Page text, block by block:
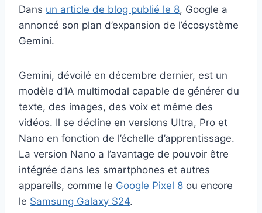
Dans un article de blog publié le 8, Google a
annoncé son plan d’expansion de l’écosystème
Gemini.
Gemini, dévoilé en décembre dernier, est un
modèle d’IA multimodal capable de générer du
texte, des images, des voix et même des
vidéos. Il se décline en versions Ultra, Pro et
Nano en fonction de l’échelle d’apprentissage.
La version Nano a l’avantage de pouvoir être
intégrée dans les smartphones et autres
appareils, comme le Google Pixel 8 ou encore
le Samsung Galaxy S24.